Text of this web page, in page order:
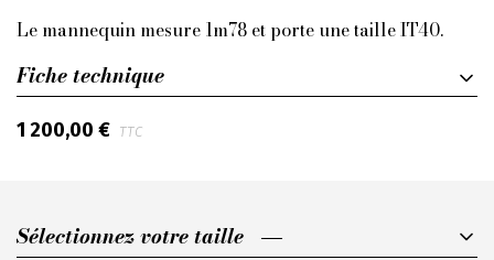
Le mannequin mesure 1m78 et porte une taille IT40.
Fiche technique
1 200,00 € TTC
Sélectionnez votre taille
Sélectionnez votre taille